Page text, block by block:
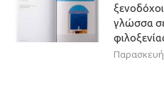
γλώσσα